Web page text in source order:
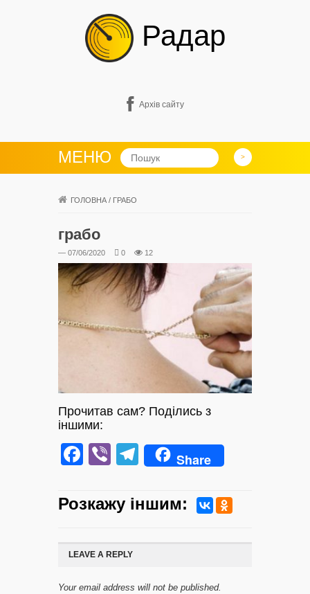
Радар
Архів сайту
МЕНЮ
ГОЛОВНА / ГРАБО
грабо
— 07/06/2020 0 12
Прочитав сам? Поділись з
іншими:
Facebook
ViberTelegram
Share
Розкажу iншим:
LEAVE A REPLY
Your email address will not be published.